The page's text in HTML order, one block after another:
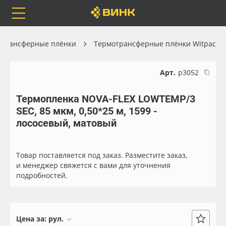
Каталог
Orafol
Бренды
Доставка
Весь каталог
Рулонные материалы
Самоклеящиеся плёнки
Листовые материалы
плёнки Термотрансферные плёнки Witpac
Арт. р3052
Термопленка NOVA-FLEX LOWTEMP/3
SEC, 85 мкм, 0,50*25 м, 1599 -
лососевый, матовый
Товар поставляется под заказ. Разместите заказ,
и менеджер свяжется с вами для уточнения
подробностей.
Цена за: рул.